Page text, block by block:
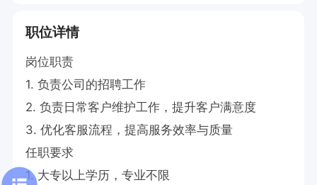
职位详情
岗位职责
1. 负责公司的招聘工作
2. 负责日常客户维护工作，提升客户满意度
3. 优化客服流程，提高服务效率与质量
任职要求
1. 大专以上学历，专业不限